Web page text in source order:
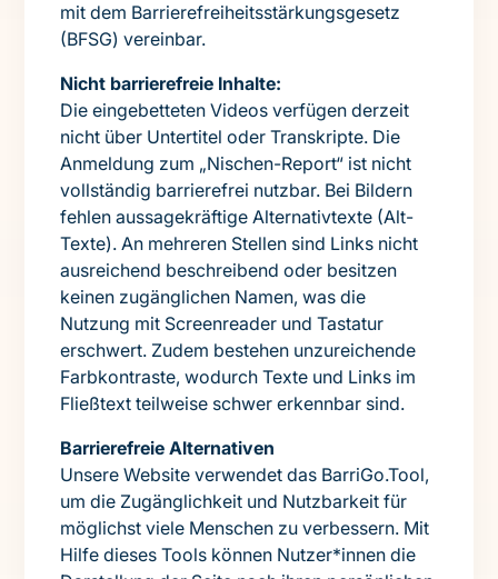
mit dem Barrierefreiheitsstärkungsgesetz
(BFSG) vereinbar.
Nicht barrierefreie Inhalte:
Die eingebetteten Videos verfügen derzeit
nicht über Untertitel oder Transkripte. Die
Anmeldung zum „Nischen-Report“ ist nicht
vollständig barrierefrei nutzbar. Bei Bildern
fehlen aussagekräftige Alternativtexte (Alt-
Texte). An mehreren Stellen sind Links nicht
ausreichend beschreibend oder besitzen
keinen zugänglichen Namen, was die
Nutzung mit Screenreader und Tastatur
erschwert. Zudem bestehen unzureichende
Farbkontraste, wodurch Texte und Links im
Fließtext teilweise schwer erkennbar sind.
Barrierefreie Alternativen
Unsere Website verwendet das BarriGo.Tool,
um die Zugänglichkeit und Nutzbarkeit für
möglichst viele Menschen zu verbessern. Mit
Hilfe dieses Tools können Nutzer*innen die